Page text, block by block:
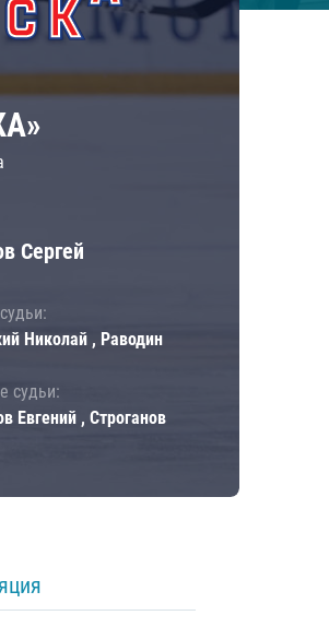
Сергей
Николай , Раводин
судьи:
Евгений , Строганов